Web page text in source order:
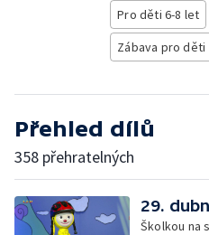
Pro děti 6-8 let
Zábava pro děti
Přehled dílů
358 přehratelných
29.
Školkou na